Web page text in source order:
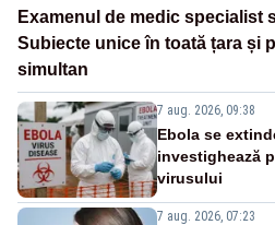
Examenul de medic specialist
Subiecte unice în toată țara și
simultan
7 aug. 2026, 09:38
Ebola se
investighează
virusului
7 aug. 2026, 07:23